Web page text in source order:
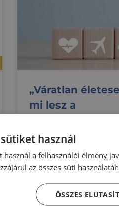
„Váratlan
mi lesz a
biztosíthatod
pénzügyi
Aki hitelfelvételben
annak gyakran merül
kérdés: hogyan
használ
használ a felhasználói élmény
az összes süti
ÖSSZES